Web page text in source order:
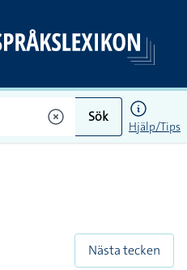
Sök
Hjälp/Tips
Nästa tecken